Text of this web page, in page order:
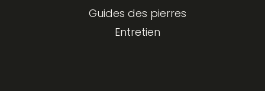
Guides des pierres
Entretien